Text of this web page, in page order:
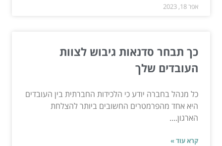
אפר 18, 2023
כך תבחר סדנאות גיבוש לצוות
העובדים שלך
כל מנהל בחברה יודע כי הלכידות החברתית בין העובדים
היא אחד מהפרמטרים החשובים ביותר להצלחת
הארגון....
קרא עוד »